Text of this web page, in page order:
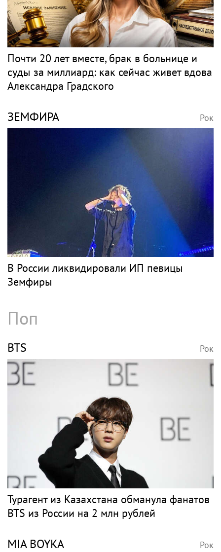
Почти 20 лет вместе, брак в больнице и
суды за миллиард: как сейчас живет вдова
Александра Градского
ЗЕМФИРА Рок
В России ликвидировали ИП певицы
Земфиры
Поп
BTS Рок
Турагент из Казахстана обманула фанатов
BTS из России на 2 млн рублей
MIA BOYKA Рок